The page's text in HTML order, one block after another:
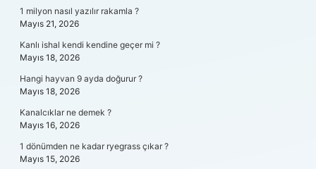
1 milyon nasıl yazılır rakamla ?
Mayıs 21, 2026
Kanlı ishal kendi kendine geçer mi ?
Mayıs 18, 2026
Hangi hayvan 9 ayda doğurur ?
Mayıs 18, 2026
Kanalcıklar ne demek ?
Mayıs 16, 2026
1 dönümden ne kadar ryegrass çıkar ?
Mayıs 15, 2026